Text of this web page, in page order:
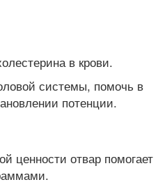
в крови.
системы, помочь в
потенции.
ценности отвар помогает